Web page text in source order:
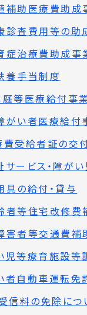
補助医療費助成
診査費用等の助
症治療費助成事
養手当制度
庭等医療給付事
がい者医療給付
費受給者証の交
サービス・障が
具の給付・貸与
者等住宅改修費
害者等交通費補
等療育施設等訓練通
車運転免許取得・自動
信料の免除につ